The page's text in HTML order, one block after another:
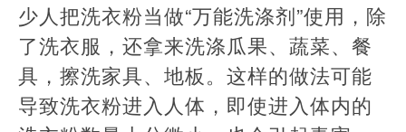
少人把洗衣粉当做“万能洗涤剂”使用，除
了洗衣服，还拿来洗涤瓜果、蔬菜、餐
具，擦洗家具、地板。这样的做法可能
导致洗衣粉进入人体，即使进入体内的